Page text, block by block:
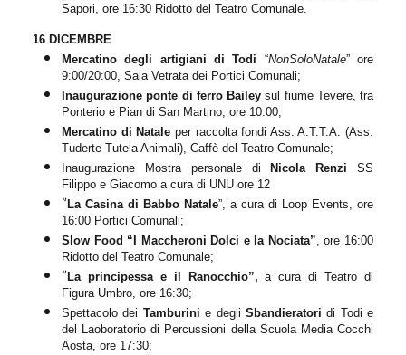
Sapori, ore 16:30 Ridotto del Teatro Comunale.
16 DICEMBRE
Mercatino degli artigiani di Todi “NonSoloNatale” ore
9:00/20:00, Sala Vetrata dei Portici Comunali;
Inaugurazione ponte di ferro Bailey sul fiume Tevere, tra
Ponterio e Pian di San Martino, ore 10:00;
Mercatino di Natale per raccolta fondi Ass. A.T.T.A. (Ass.
Tuderte Tutela Animali), Caffè del Teatro Comunale;
Inaugurazione Mostra personale diNicola Renzi SS
Filippo e Giacomo a cura di UNU ore 12
“La Casina di Babbo Natale”, a cura di Loop Events, ore
16:00 Portici Comunali;
Slow Food “I Maccheroni Dolci e la Nociata”
ore 16:00
Ridotto del Teatro Comunale;
“La principessa e il Ranocchio”, a cura di Teatro di
Figura Umbro, ore 16:30;
Spettacolo dei Tamburinie degli Sbandieratori di Todi e
del Laoboratorio di Percussioni della Scuola Media Cocchi
Aosta, ore 17:30;